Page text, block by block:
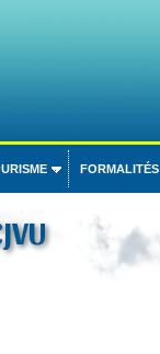
FORMALITÉS